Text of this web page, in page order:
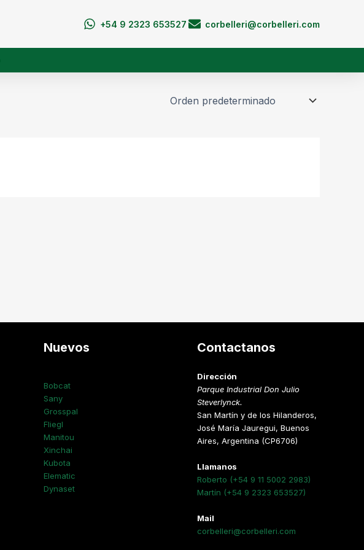
+54 9 2323 653527 corbelleri@corbelleri.com
Nuevos
Bobcat
Sany
Grosspal
Fliegl
Manitou
Xinchai
Kubota
Elematic
Dynaset
Contactanos
Dirección
Parque Industrial Don Julio
Steverlynck.
San Martín y de los Hilanderos,
José María Jauregui, Buenos
Aires, Argentina (CP6706)
Llamanos
Roberto (+54 9 11 5002 2983)
Martín (+54 9 2323 653527)
Mail
corbelleri@corbelleri.com